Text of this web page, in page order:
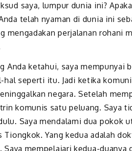
saya, lumpur dunia ini?
telah nyaman di dunia ini
mengadakan perjalanan rohani
Anda ketahui, saya mempunyai
seperti itu. Jadi ketika
negara. Setelah
komunis satu peluang. Saya
Saya mendalami dua pokok
Tiongkok. Yang kedua adalah
mempelajari kedua-duanya